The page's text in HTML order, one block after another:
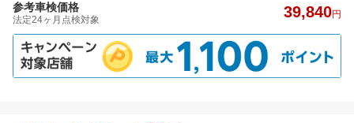
参考車検価格
法定24ヶ月点検対象 39,840円